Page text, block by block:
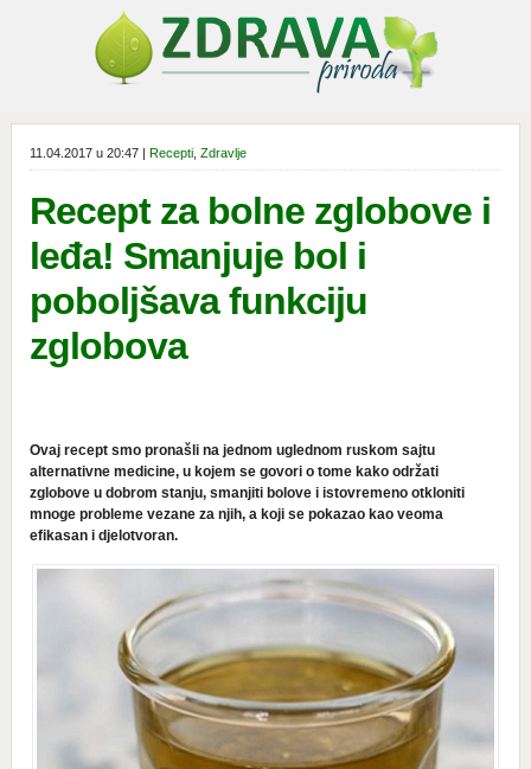
11.04.2017 u 20:47 | Recepti, Zdravlje
Recept za bolne zglobove i
leđa! Smanjuje bol i
poboljšava funkciju
zglobova
Ovaj recept smo pronašli na jednom uglednom ruskom sajtu
alternativne medicine, u kojem se govori o tome kako održati
zglobove u dobrom stanju, smanjiti bolove i istovremeno otkloniti
mnoge probleme vezane za njih, a koji se pokazao kao veoma
efikasan i djelotvoran.